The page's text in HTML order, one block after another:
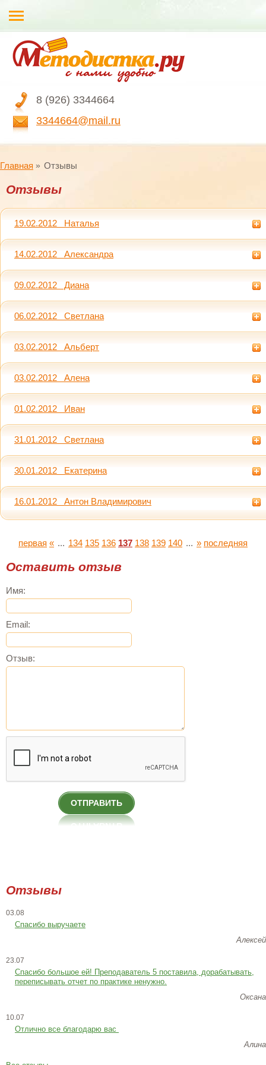
8 (926) 3344664
3344664@mail.ru
Главная Отзывы
Отзывы
19.02.2012 Наталья
14.02.2012 Александра
09.02.2012 Диана
06.02.2012 Светлана
03.02.2012 Альберт
03.02.2012 Алена
01.02.2012 Иван
31.01.2012 Светлана
30.01.2012 Екатерина
16.01.2012 Антон Владимирович
первая « ... 134 135 136 137 138 139 140 ... » последняя
Оставить отзыв
Имя:
Email:
Отзыв:
ОТПРАВИТЬ
Отзывы
03.08
Спасибо выручаете
Алексей
23.07
Cпасибо большое ей! Преподаватель 5 поставила, дорабатывать,
переписывать отчет по практике ненужно.
Оксана
10.07
Отлично все благодарю вас
Алина